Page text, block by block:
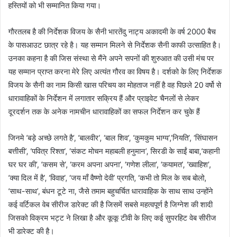
हस्तियों को भी सम्मानित किया गया।
गौरतलब है की निर्देशक विजय के सैनी भारतेंदु नाट्य अकादमी के वर्ष 2000 बैच
के पासआउट छात्र रहे है। यह सम्मान मिलने से निर्देशक सैनी काफी उत्साहित है।
उनका कहना है की जिस संस्था से मैंने अपने सपनों की शुरुआत की उसी मंच पर
यह सम्मान प्राप्त करना मेरे लिए अत्यंत गौरव का विषय है। दर्शको के लिए निर्देशक
विजय के सैनी का नाम किसी खास परिचय का मोहताज नहीं है वह पिछले 20 वर्षो से
धारावाहिकों के निर्देशन में लगातार सक्रिय हैं और प्राइवेट चैनलों से लेकर
दूरदर्शन तक के अनेक नामचीन धारावाहिकों का सफल निर्देशन कर चुके हैं
जिनमे ‘बड़े अच्छे लगते है‘, ‘बालवीर‘, ‘बाल शिव‘, ‘कुमकुम भाग्य‘,’नियति’, ‘सिंघासन
बत्तीसी‘, ‘पवित्र रिश्ता‘, ‘संकट मोचन महाबली हनुमान‘, सिरडी के साईं बाबा,‘कहानी
घर घर की’, ‘कसम से’, ‘करम अपना अपना’, ‘गणेश लीला’, ‘कयामत’, ‘ख्वाहिश’,
‘क्या दिल में है’, ‘विवाह’, ‘जय माँ वैष्णो देवी’ प्रगति, ‘कभी तो मिल के सब बोलो,
‘साथ-साथ’, बंधन टूटे ना, जैसे तमाम बहुचर्चित धारावाहिक के साथ साथ उन्होंने
कई वर्टिकल वेब सीरीज डारेक्ट की है जिसमें सबसे महत्वपूर्ण है जिग्नेश की शादी
जिसको विक्रम भट्ट ने लिखा है और कूकू टीवी के लिए कई सुपरहिट वेब सीरीज
भी डारेक्ट की है।